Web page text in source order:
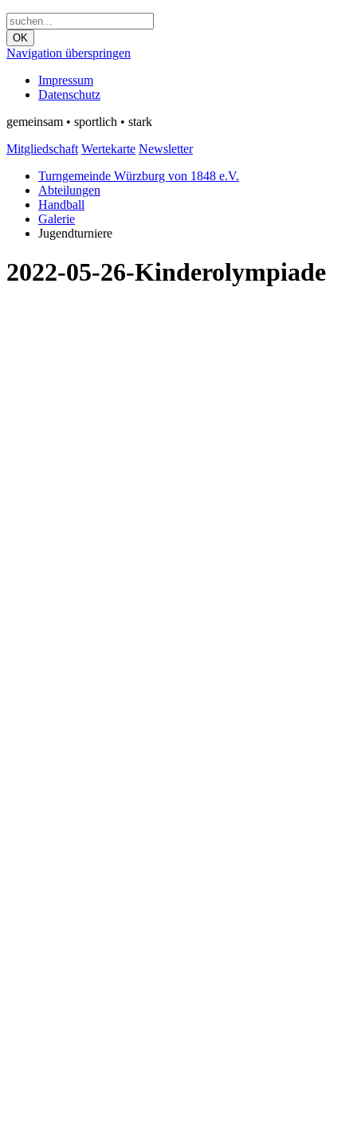
OK
Navigation überspringen
Impressum
Datenschutz
gemeinsam • sportlich • stark
Mitgliedschaft Wertekarte Newsletter
Turngemeinde Würzburg von 1848 e.V.
Abteilungen
Handball
Galerie
Jugendturniere
2022-05-26-Kinderolympiade